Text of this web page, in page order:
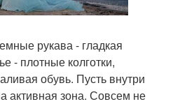
рукава - гладкая
- плотные колготки,
обувь. Пусть внутри
активная зона. Совсем не